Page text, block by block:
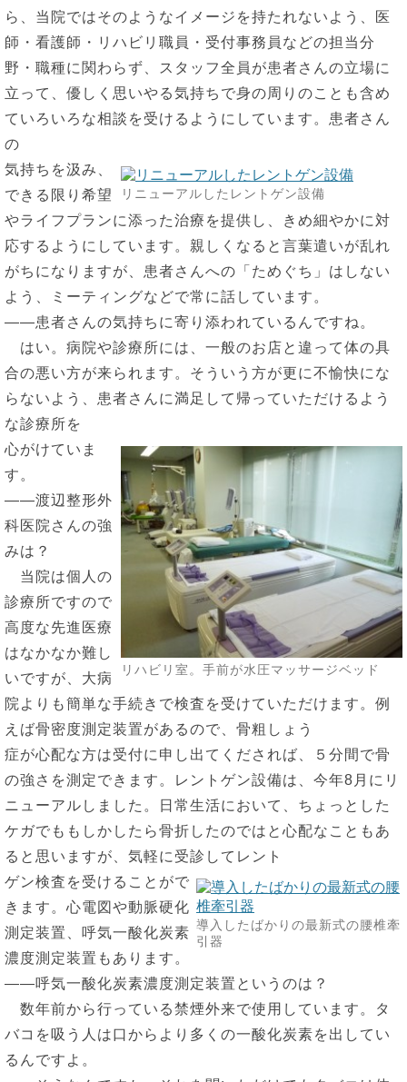
ら、当院ではそのようなイメージを持たれないよう、医
師・看護師・リハビリ職員・受付事務員などの担当分
野・職種に関わらず、スタッフ全員が患者さんの立場に
立って、優しく思いやる気持ちで身の周りのことも含め
ていろいろな相談を受けるようにしています。患者さん
の
リニューアルしたレントゲン設備
気持ちを汲み、
できる限り希望
やライフプランに添った治療を提供し、きめ細やかに対
応するようにしています。親しくなると言葉遣いが乱れ
がちになりますが、患者さんへの「ためぐち」はしない
よう、ミーティングなどで常に話しています。
――患者さんの気持ちに寄り添われているんですね。
はい。病院や診療所には、一般のお店と違って体の具
合の悪い方が来られます。そういう方が更に不愉快にな
らないよう、患者さんに満足して帰っていただけるよう
な診療所を
リハビリ室。手前が水圧マッサージベッド
心がけていま
す。
――渡辺整形外
科医院さんの強
みは？
当院は個人の
診療所ですので
高度な先進医療
はなかなか難し
いですが、大病
院よりも簡単な手続きで検査を受けていただけます。例
えば骨密度測定装置があるので、骨粗しょう
症が心配な方は受付に申し出てくだされば、５分間で骨
の強さを測定できます。レントゲン設備は、今年8月にリ
ニューアルしました。日常生活において、ちょっとした
ケガでももしかしたら骨折したのではと心配なこともあ
ると思いますが、気軽に受診してレント
導入したばかりの最新式の腰椎牽
引器
ゲン検査を受けることがで
きます。心電図や動脈硬化
測定装置、呼気一酸化炭素
濃度測定装置もあります。
――呼気一酸化炭素濃度測定装置というのは？
数年前から行っている禁煙外来で使用しています。タ
バコを吸う人は口からより多くの一酸化炭素を出してい
るんですよ。